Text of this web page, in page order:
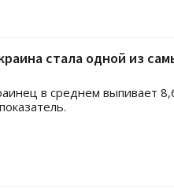
стала одной из
в среднем выпивает